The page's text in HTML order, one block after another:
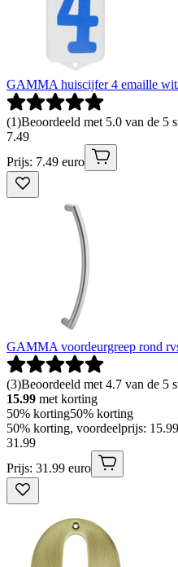
GAMMA huiscijfer 4 emaille
(1)Beoordeeld met 5.0 van de 5
7.49
Prijs: 7.49 euro
GAMMA voordeurgreep rond
(3)Beoordeeld met 4.7 van de 5
15.99 met korting
50% korting50% korting
50% korting, voordeelprijs:
31 .99
Prijs: 31.99 euro